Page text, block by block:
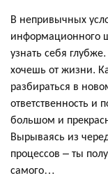
В непривычных
информационного
узнать себя
хочешь от жизни.
разбираться в
ответственность и
большом и
Вырываясь из
процессов – ты
самого…